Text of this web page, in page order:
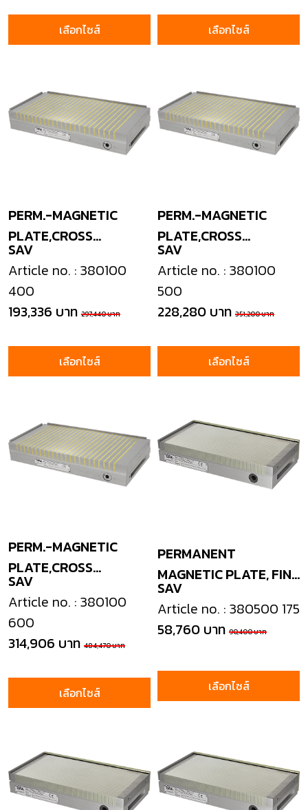
เลือกไซส์ เลือกไซส์
SAV
PERM.-MAGNETIC
PLATE,CROSS
POLES+NEODYM
Article no. : 380100
400
193,336 บาท 297,440 บาท
เลือกไซส์
SAV
PERM.-MAGNETIC
PLATE,CROSS
POLES+NEODYM
Article no. : 380100
500
228,280 บาท 351,200 บาท
เลือกไซส์
SAV
PERM.-MAGNETIC
PLATE,CROSS
POLES+NEODYM
Article no. : 380100
600
314,906 บาท 484,470 บาท
เลือกไซส์
SAV
PERMANENT
MAGNETIC PLATE, FINE
POLE
Article no. : 380500 175
58,760 บาท 90,400 บาท
เลือกไซส์